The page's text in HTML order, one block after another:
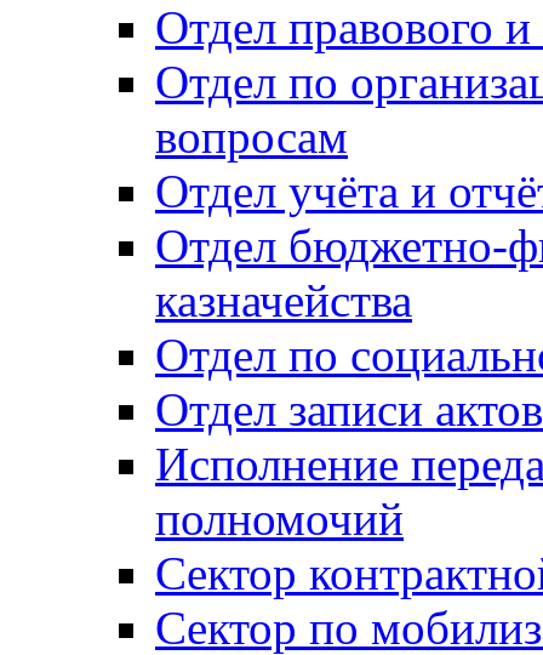
Отдел правового
Отдел по
вопросам
Отдел учёта и
Отдел бюджетно-
казначейства
Отдел по
Отдел записи
Исполнение
полномочий
Сектор
Сектор по